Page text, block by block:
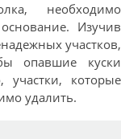
необходимо
Изучив
участков,
опавшие куски
которые
удалить.